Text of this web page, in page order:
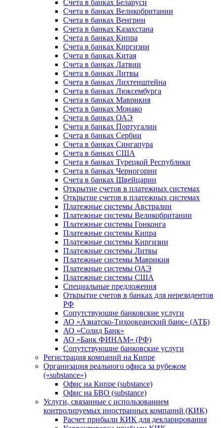
Счета в банках Беларуси
Счета в банках Великобритании
Счета в банках Венгрии
Счета в банках Казахстана
Счета в банках Кипра
Счета в банках Киргизии
Счета в банках Китая
Счета в банках Латвии
Счета в банках Литвы
Счета в банках Лихтенштейна
Счета в банках Люксембурга
Счета в банках Маврикия
Счета в банках Монако
Счета в банках ОАЭ
Счета в банках Португалии
Счета в банках Сербии
Счета в банках Сингапура
Счета в банках США
Счета в банках Турецкой Республики
Счета в банках Черногории
Счета в банках Швейцарии
Открытие счетов в платежных системах
Открытие счетов в платежных системах
Платежные системы Австралии
Платежные системы Великобритании
Платежные системы Гонконга
Платежные системы Кипра
Платежные системы Киргизии
Платежные системы Литвы
Платежные системы Маврикия
Платежные системы ОАЭ
Платежные системы США
Специальные предложения
Открытие счетов в банках для нерезидентов
РФ
Сопутствующие банковские услуги
АО «Азиатско-Тихоокеанский банк» (АТБ)
АО «Солид Банк»
АО «Банк ФИНАМ» (РФ)
Сопутствующие банковские услуги
Регистрация компаний на Кипре
Организация реального офиса за рубежом
(«substance»)
Офис на Кипре (substance)
Офис на БВО (substance)
Услуги, связанные с использованием
контролируемых иностранных компаний (КИК)
Расчет прибыли КИК для декларирования